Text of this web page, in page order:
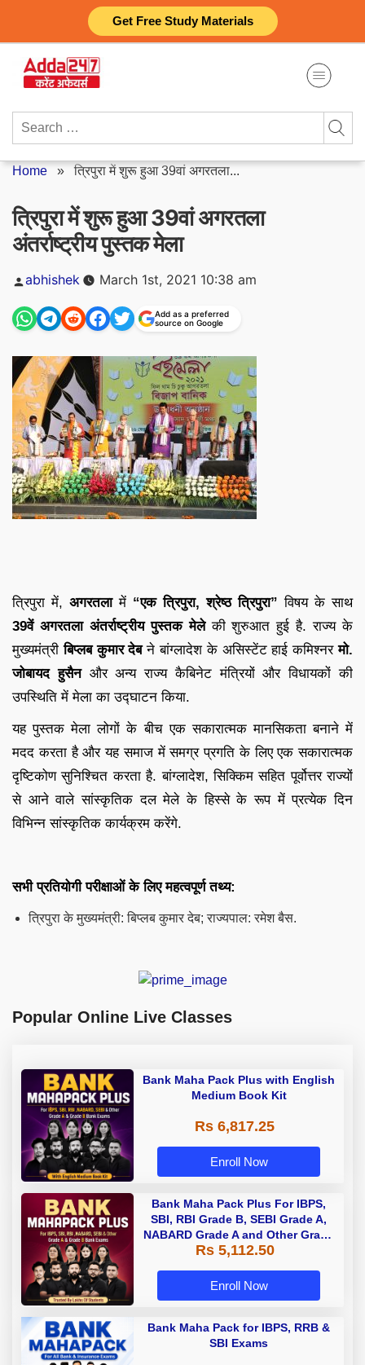
Get Free Study Materials
content
Search
Home »त्रिपुरा में शुरू हुआ 39वां अगरतला...
त्रिपुरा में शुरू हुआ 39वां अगरतला
अंतर्राष्ट्रीय पुस्तक मेला
Posted
by
abhishek March 1st, 2021 10:38 am
Add as a preferred
source on Google
त्रिपुरा में, अगरतलामें “एक त्रिपुरा, श्रेष्ठ त्रिपुरा” विषय के साथ
39वें अगरतला अंतर्राष्ट्रीय पुस्तक मेलेकी शुरुआत हुई है. राज्य के
मुख्यमंत्रीबिप्लब कुमार देबने बांग्लादेश के असिस्टेंट हाई कमिश्नरमो.
जोबायद हुसैन और अन्य राज्य कैबिनेट मंत्रियों और विधायकों की
उपस्थिति में मेला का उद्घाटन किया.
यह पुस्तक मेला लोगों के बीच एक सकारात्मक मानसिकता बनाने में
मदद करता है और यह समाज में समग्र प्रगति के लिए एक सकारात्मक
दृष्टिकोण सुनिश्चित करता है. बांग्लादेश, सिक्किम सहित पूर्वोत्तर राज्यों
से आने वाले सांस्कृतिक दल मेले के हिस्से के रूप में प्रत्येक दिन
विभिन्न सांस्कृतिक कार्यक्रम करेंगे.
सभी प्रतियोगी परीक्षाओं के लिए महत्वपूर्ण तथ्य:
त्रिपुरा के मुख्यमंत्री: बिप्लब कुमार देब; राज्यपाल: रमेश बैस.
Popular Online Live Classes
Bank Maha Pack Plus with English
Medium Book Kit
Rs 6,817.25
Enroll Now
Bank Maha Pack Plus For IBPS,
SBI, RBI Grade B, SEBI Grade A,
NABARD Grade A and Other Grade
A & Grade B Bank Exams
Rs 5,112.50
Enroll Now
Bank Maha Pack for IBPS, RRB &
SBI Exams